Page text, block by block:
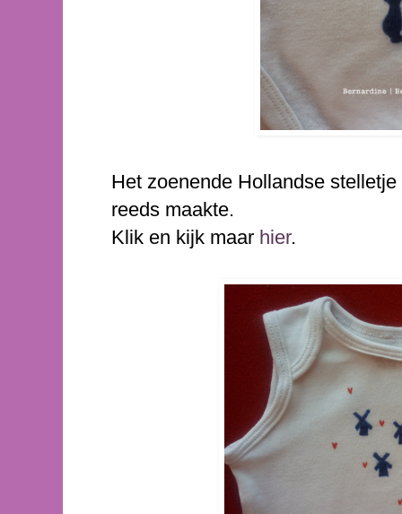
Het zoenende Hollandse
reeds maakte.
Klik en kijk maar hier.